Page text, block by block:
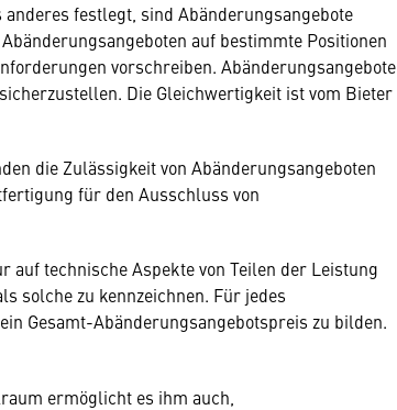
festlegt, sind Abänderungsangebote
auf bestimmte Positionen
vorschreiben. Abänderungsangebote
Die Gleichwertigkeit ist vom Bieter
die Zulässigkeit von Abänderungsangeboten
für den Ausschluss von
auf technische Aspekte von Teilen der Leistung
solche zu kennzeichnen. Für jedes
Gesamt-Abänderungsangebotspreis zu bilden.
ermöglicht es ihm auch,